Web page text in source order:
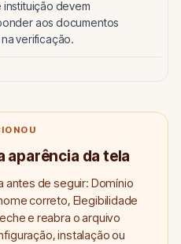
instituição devem
aos documentos
verificação.
aparência da tela
antes de seguir: Domínio
correto, Elegibilidade
e reabra o arquivo
instalação ou